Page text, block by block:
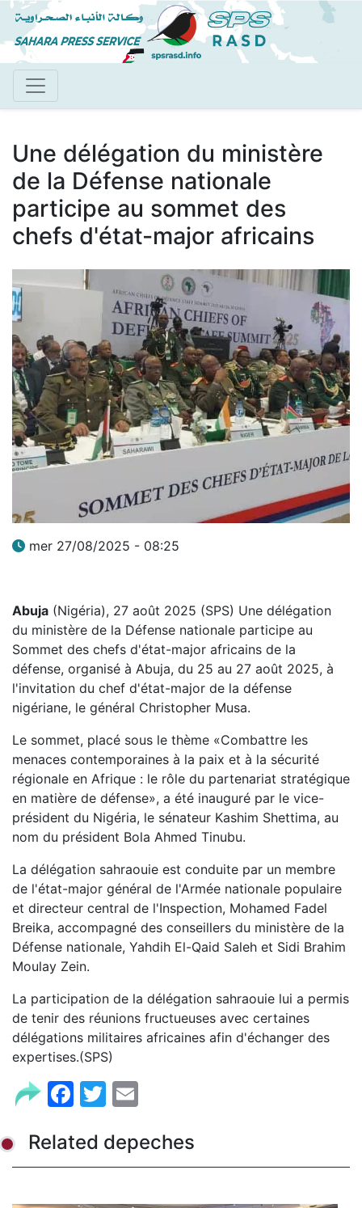
Aller
au
contenu
Une délégation du ministère
de la Défense nationale
participe au sommet des
chefs d'état-major africains
mer 27/08/2025 - 08:25
Abuja (Nigéria), 27 août 2025 (SPS) Une délégation
du ministère de la Défense nationale participe au
Sommet des chefs d'état-major africains de la
défense, organisé à Abuja, du 25 au 27 août 2025, à
l'invitation du chef d'état-major de la défense
nigériane, le général Christopher Musa.
Le sommet, placé sous le thème «Combattre les
menaces contemporaines à la paix et à la sécurité
régionale en Afrique : le rôle du partenariat stratégique
en matière de défense», a été inauguré par le vice-
président du Nigéria, le sénateur Kashim Shettima, au
nom du président Bola Ahmed Tinubu.
La délégation sahraouie est conduite par un membre
de l'état-major général de l'Armée nationale populaire
et directeur central de l'Inspection, Mohamed Fadel
Breika, accompagné des conseillers du ministère de la
Défense nationale, Yahdih El-Qaid Saleh et Sidi Brahim
Moulay Zein.
La participation de la délégation sahraouie lui a permis
de tenir des réunions fructueuses avec certaines
délégations militaires africaines afin d'échanger des
expertises.(SPS)
Facebook
Twitter
Related depeches